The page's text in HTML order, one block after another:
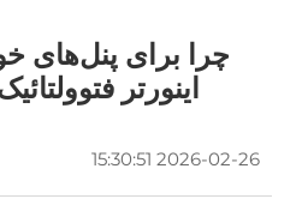
چرا برای پنل‌های
اینورتر
2026-02-26 15:30:51